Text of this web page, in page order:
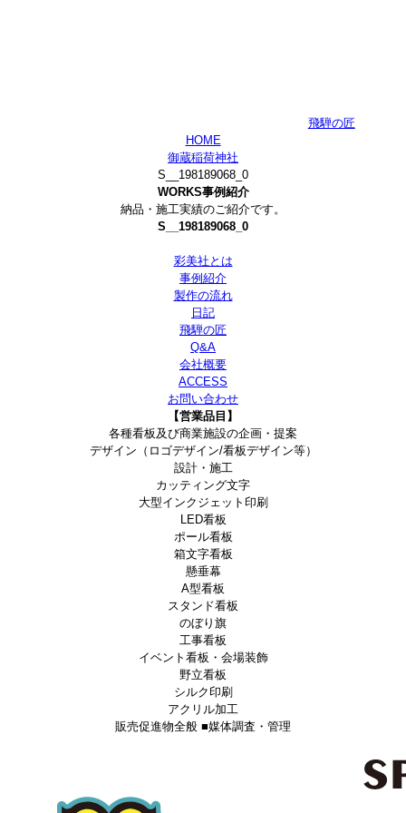
飛騨の匠
HOME
御蔵稲荷神社
S__198189068_0
WORKS事例紹介
納品・施工実績のご紹介です。
S__198189068_0
彩美社とは
事例紹介
製作の流れ
日記
飛騨の匠
Q&A
会社概要
ACCESS
お問い合わせ
【営業品目】
各種看板及び商業施設の企画・提案
デザイン（ロゴデザイン/看板デザイン等）
設計・施工
カッティング文字
大型インクジェット印刷
LED看板
ポール看板
箱文字看板
懸垂幕
A型看板
スタンド看板
のぼり旗
工事看板
イベント看板・会場装飾
野立看板
シルク印刷
アクリル加工
販売促進物全般 ■媒体調査・管理